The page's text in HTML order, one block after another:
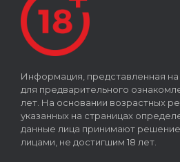
Информация, представленная
для предварительного
лет. На основании возрастных
указанных на страницах
данные лица принимают
лицами, не достигшим 18 лет.